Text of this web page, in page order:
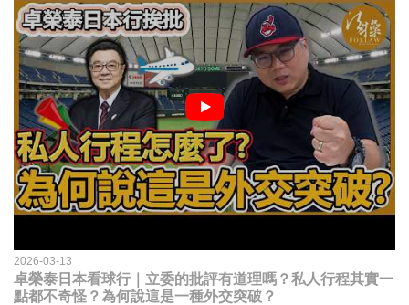
2026-03-13
卓榮泰日本看球行｜立委的批評有道理嗎？私人行程其實一
點都不奇怪？為何說這是一種外交突破？